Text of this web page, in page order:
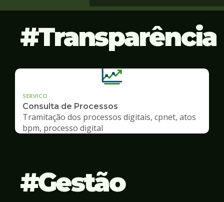
Transparência
SERVICO
Consulta de Processos
Tramitação dos processos digitais, cpnet, atos
bpm, processo digital
Gestão